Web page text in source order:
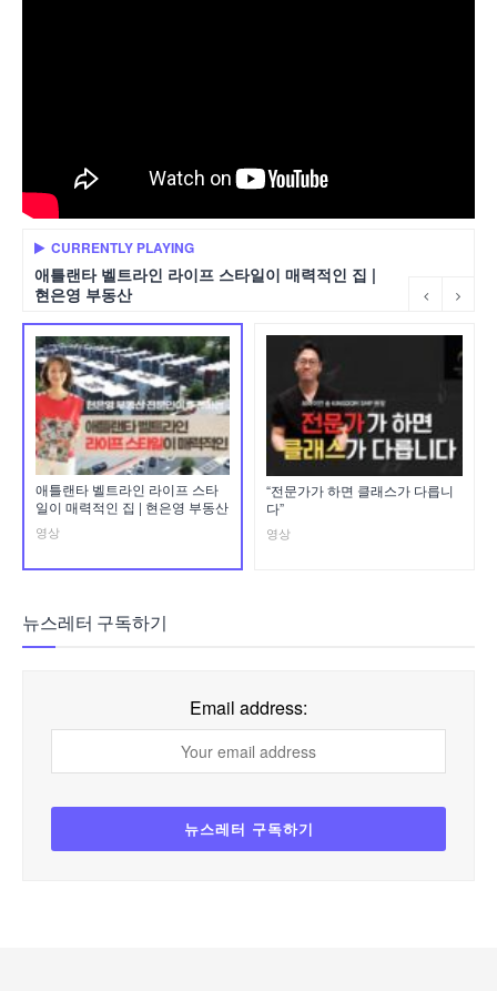
CURRENTLY PLAYING
애틀랜타 벨트라인 라이프 스타일이 매력적인 집 |
현은영 부동산
애틀랜타 벨트라인 라이프 스타
일이 매력적인 집 | 현은영 부동산
영상
“전문가가 하면 클래스가 다릅니
다”
영상
뉴스레터 구독하기
Email address: